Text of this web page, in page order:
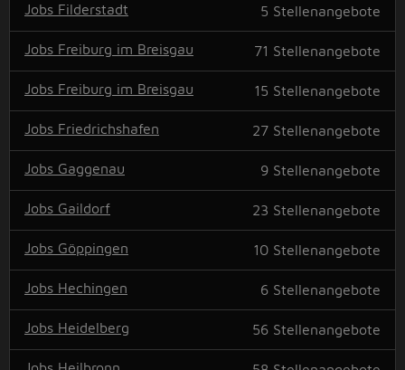
Jobs Filderstadt 5 Stellenangebote
Jobs Freiburg im Breisgau 71 Stellenangebote
Jobs Freiburg im Breisgau 15 Stellenangebote
Jobs Friedrichshafen 27 Stellenangebote
Jobs Gaggenau 9 Stellenangebote
Jobs Gaildorf 23 Stellenangebote
Jobs Göppingen 10 Stellenangebote
Jobs Hechingen 6 Stellenangebote
Jobs Heidelberg 56 Stellenangebote